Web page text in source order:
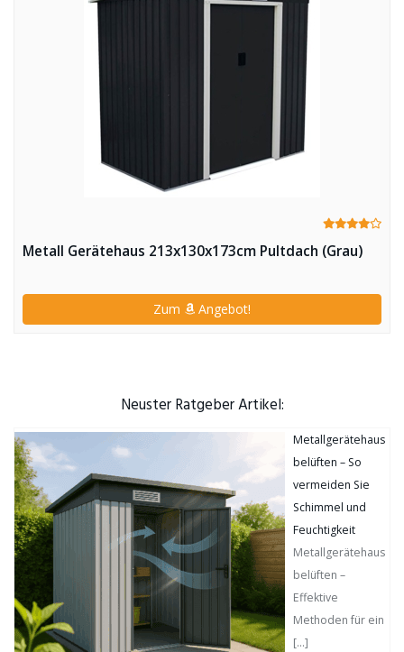
Metall Gerätehaus 213x130x173cm Pultdach (Grau)
Zum Angebot!
Neuster Ratgeber Artikel:
Metallgerätehaus
belüften – So
vermeiden Sie
Schimmel und
Feuchtigkeit
Metallgerätehaus
belüften –
Effektive
Methoden für ein
[…]